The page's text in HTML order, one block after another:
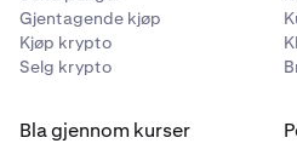
@krakappuk
Gjentagende kjøp
Kjøp krypto
Selg krypto
Bla gjennom kurser